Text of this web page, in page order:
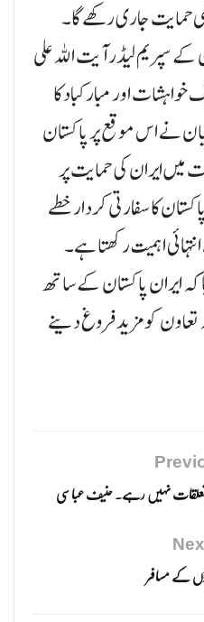
حمایت جاری رکھے گا۔
سپریم لیڈر آیت اللہ علی
اور مبارکباد کا
نے اس موقع پر پاکستان
میں ایران کی حمایت پر
کا سفارتی کردار خطے
اہمیت رکھتا ہے۔
ایران پاکستان کے ساتھ
کو مزید فروغ دینے
تعلقات نہیں رہے. حنیف عباسی
کے مسافر